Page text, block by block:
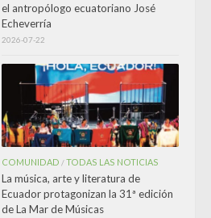
el antropólogo ecuatoriano José
Echeverría
2026-07-22
COMUNIDAD /TODAS LAS NOTICIAS
La música, arte y literatura de
Ecuador protagonizan la 31ª edición
de La Mar de Músicas